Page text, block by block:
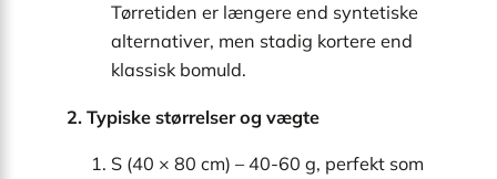
Tørretiden er længere end syntetiske
alternativer, men stadig kortere end
klassisk bomuld.
2. Typiske størrelser og vægte
S (40 × 80 cm) – 40-60 g, perfekt som